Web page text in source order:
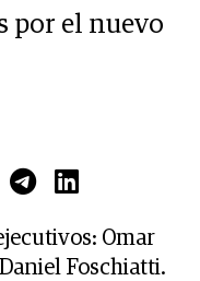
por el nuevo
Omar
Foschiatti.